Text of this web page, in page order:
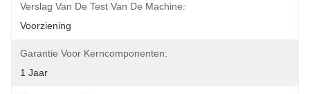
Verslag Van De Test Van De Machine:
Voorziening
Garantie Voor Kerncomponenten:
1 Jaar